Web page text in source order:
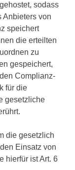
sodass
Anbieters von
speichert
die erteilten
zu
gespeichert,
Complianz-
für die
gesetzliche
die gesetzlich
Einsatz von
hierfür ist Art. 6